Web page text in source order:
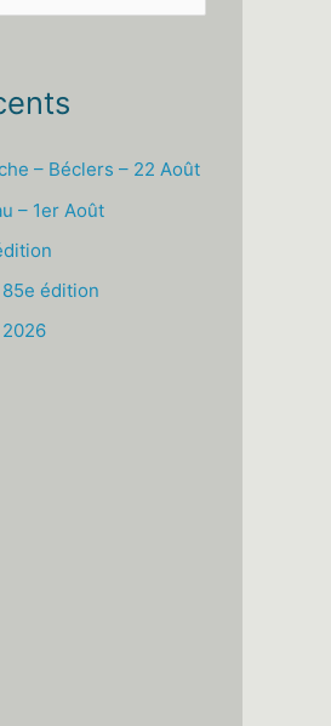
– Béclers – 22 Août
– 1er Août
édition